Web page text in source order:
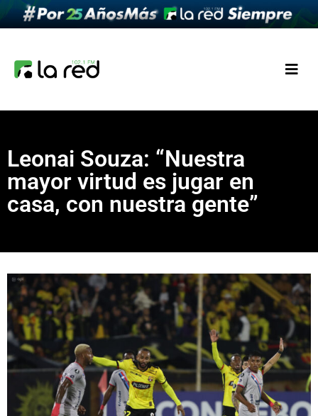
Leonai Souza: “Nuestra
mayor virtud es jugar en
casa, con nuestra gente”